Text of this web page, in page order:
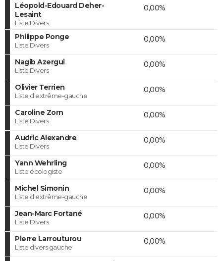
Léopold-Edouard Deher-
Lesaint
Liste Divers
0,00%
Philippe Ponge
Liste Divers
0,00%
Nagib Azergui
Liste Divers
0,00%
Olivier Terrien
Liste d'extrême-gauche
0,00%
Caroline Zorn
Liste Divers
0,00%
Audric Alexandre
Liste Divers
0,00%
Yann Wehrling
Liste écologiste
0,00%
Michel Simonin
Liste d'extrême-gauche
0,00%
Jean-Marc Fortané
Liste Divers
0,00%
Pierre Larrouturou
Liste divers gauche
0,00%